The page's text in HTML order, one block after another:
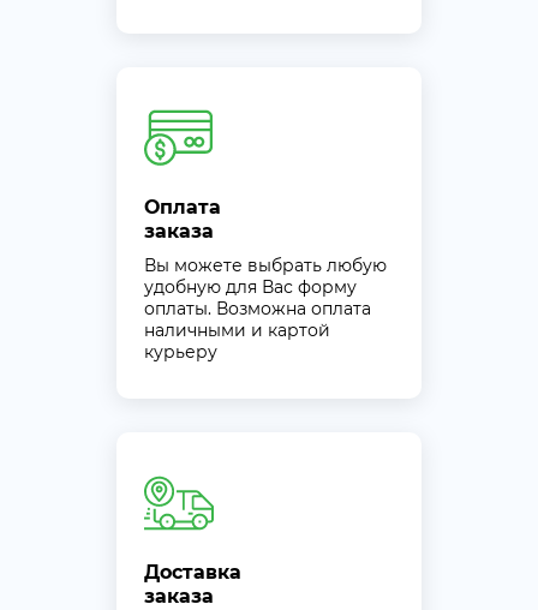
Оплата
заказа
Вы можете выбрать любую
удобную для Вас форму
оплаты. Возможна оплата
наличными и картой
курьеру
Доставка
заказа